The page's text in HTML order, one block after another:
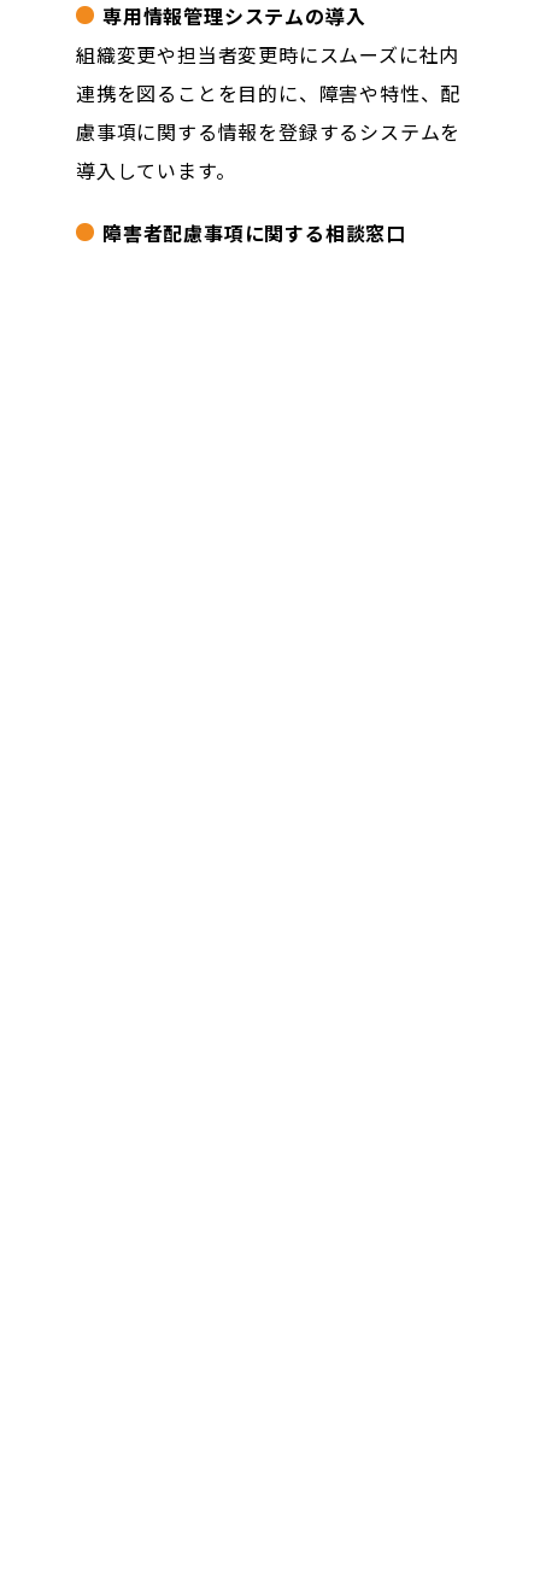
専用情報管理システムの導入
組織変更や担当者変更時にスムーズに社内
連携を図ることを目的に、障害や特性、配
慮事項に関する情報を登録するシステムを
導入しています。
障害者配慮事項に関する相談窓口